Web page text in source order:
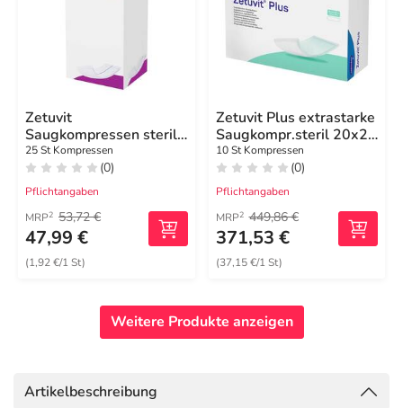
Zetuvit
Saugkompressen steril
10x20 cm
25 St Kompressen
(0)
Pflichtangaben
MRP2 53,72 €
47,99 €
(1,92 €/1 St)
Zetuvit Plus extrastarke
Saugkompr.steril 20x25
cm
10 St Kompressen
(0)
Pflichtangaben
MRP2 449,86 €
371,53 €
(37,15 €/1 St)
Weitere Produkte anzeigen
Artikelbeschreibung